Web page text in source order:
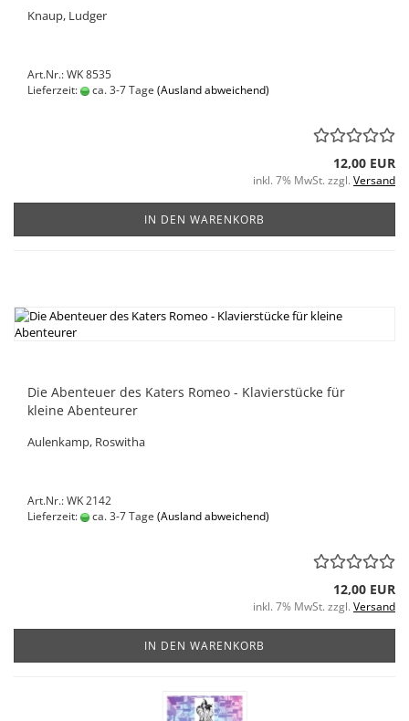
Knaup, Ludger
Art.Nr.: WK 8535
Lieferzeit:
ca. 3-7 Tage (Ausland abweichend)
12,00 EUR
inkl. 7% MwSt. zzgl. Versand
IN DEN WARENKORB
Die Abenteuer des Katers Romeo - Klavierstücke für
kleine Abenteurer
Aulenkamp, Roswitha
Art.Nr.: WK 2142
Lieferzeit:
ca. 3-7 Tage (Ausland abweichend)
12,00 EUR
inkl. 7% MwSt. zzgl. Versand
IN DEN WARENKORB